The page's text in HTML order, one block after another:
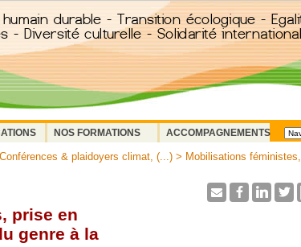
NOS FORMATIONS
ACCOMPAGNEMENTS
Conférences & plaidoyers climat, (...) > Mobilisations féministes,
prise en
genre à la